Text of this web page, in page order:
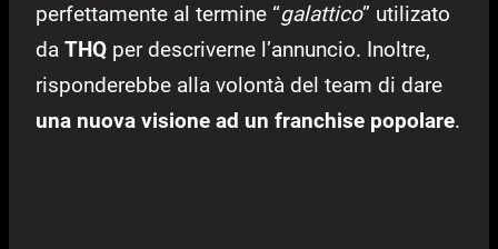
perfettamente al termine “galattico” utilizato
da THQ per descriverne l’annuncio. Inoltre,
risponderebbe alla volontà del team di dare
una nuova visione ad un franchise popolare.